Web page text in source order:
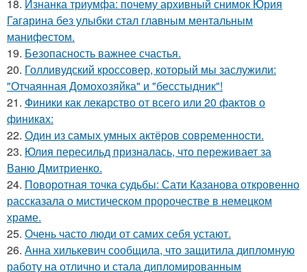
18. Изнанка триумфа: почему архивный снимок Юрия
Гагарина без улыбки стал главным ментальным
манифестом.
19. Безопасность важнее счастья.
20. Голливудский кроссовер, который мы заслужили:
"Отчаянная Домохозяйка" и "бесстыдник"!
21. Финики как лекарство от всего или 20 фактов о
финикaх:
22. Один из самых умных актёров современности.
23. Юлия пересильд призналась, что переживает за
Ваню Дмитриенко.
24. Поворотная точка судьбы: Сати Казанова откровенно
рассказала о мистическом пророчестве в немецком
храме.
25. Очень часто люди от самих себя устают.
26. Анна хилькевич сообщила, что защитила дипломную
работу на отлично и стала дипломированным